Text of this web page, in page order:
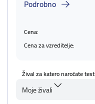
Podrobno
Cena:
Cena za vzreditelje:
Žival za katero naročate test
Moje živali